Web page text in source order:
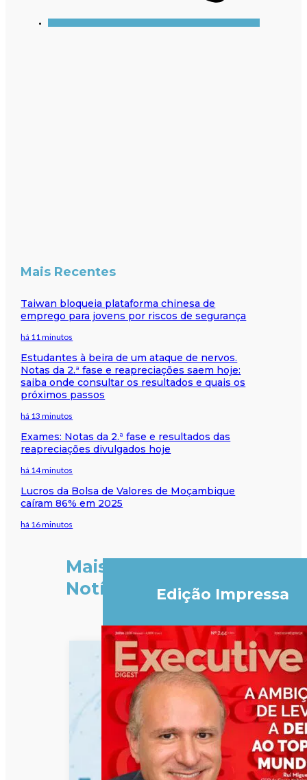
Mais Recentes
Taiwan bloqueia plataforma chinesa de
emprego para jovens por riscos de segurança
há 11 minutos
Estudantes à beira de um ataque de nervos.
Notas da 2.ª fase e reapreciações saem hoje:
saiba onde consultar os resultados e quais os
próximos passos
há 13 minutos
Exames: Notas da 2.ª fase e resultados das
reapreciações divulgados hoje
há 14 minutos
Lucros da Bolsa de Valores de Moçambique
caíram 86% em 2025
há 16 minutos
Mais
Notícias
Edição Impressa